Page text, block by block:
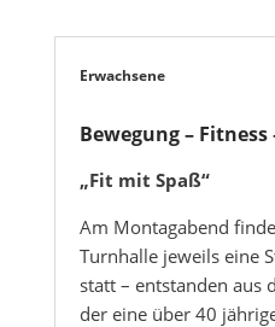
Erwachsene
Bewegung – Fitness
„Fit mit Spaß“
Am Montagabend
Turnhalle jeweils eine
statt – entstanden aus
der eine über 40